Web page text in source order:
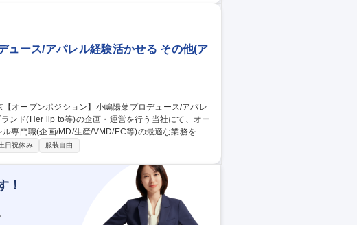
ます。 募集職種 【東京/靴下デザイナー】☆女性歓迎/ポジティブアクション☆
ュース/アパレル経験活かせる その他(ア
専門職(企画/MD/生産/VMD/EC等)の最適な業務を打
提案します。クリエイティブに一切妥協せず、顧客
ブランド成長に貢献しませんか。 募集職種 東
験活かせる
日祝休み 服装自由
！